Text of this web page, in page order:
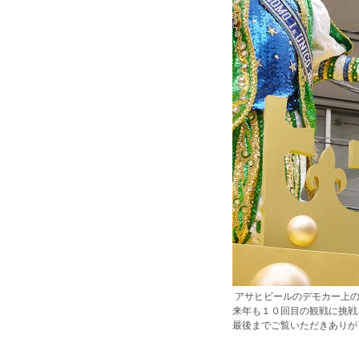
アサヒビールのデモカー
来年も１０回目の観戦に挑
最後までご覧いただきあ